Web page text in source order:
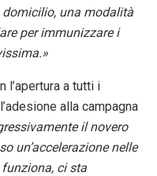
una modalità
per immunizzare i
l’apertura a tutti i
alla campagna
il novero
un’accelerazione nelle
ci sta